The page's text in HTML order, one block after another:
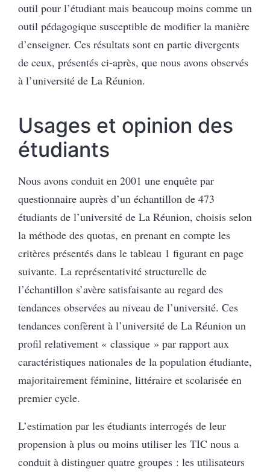
outil pour l’étudiant mais beaucoup moins comme un
outil pédagogique susceptible de modifier la manière
d’enseigner. Ces résultats sont en partie divergents
de ceux, présentés ci-après, que nous avons observés
à l’université de La Réunion.
Usages et opinion des
étudiants
Nous avons conduit en 2001 une enquête par
questionnaire auprès d’un échantillon de 473
étudiants de l’université de La Réunion, choisis selon
la méthode des quotas, en prenant en compte les
critères présentés dans le tableau 1 figurant en page
suivante. La représentativité structurelle de
l’échantillon s’avère satisfaisante au regard des
tendances observées au niveau de l’université. Ces
tendances confèrent à l’université de La Réunion un
profil relativement « classique » par rapport aux
caractéristiques nationales de la population étudiante,
majoritairement féminine, littéraire et scolarisée en
premier cycle.
L’estimation par les étudiants interrogés de leur
propension à plus ou moins utiliser les TIC nous a
conduit à distinguer quatre groupes : les utilisateurs